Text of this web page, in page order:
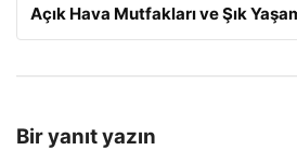
Açık Hava Mutfakları ve Şık
Bir yanıt yazın